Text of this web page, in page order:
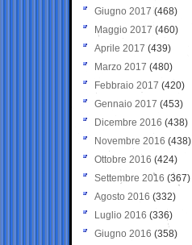
Giugno 2017 (468)
Maggio 2017 (460)
Aprile 2017 (439)
Marzo 2017 (480)
Febbraio 2017 (420)
Gennaio 2017 (453)
Dicembre 2016 (438)
Novembre 2016 (438)
Ottobre 2016 (424)
Settembre 2016 (367)
Agosto 2016 (332)
Luglio 2016 (336)
Giugno 2016 (358)